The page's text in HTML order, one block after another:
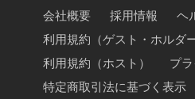
会社概要 採用情報
ヘ
利用規約（ゲスト・ホルダー
利用規約（ホスト）
プ
特定商取引法に基づく表示